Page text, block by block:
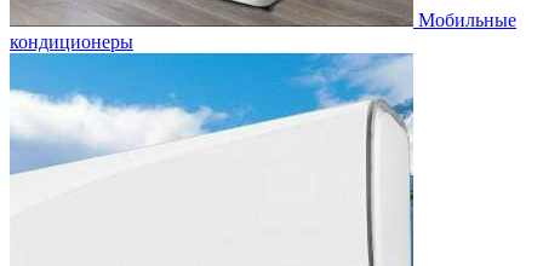
Мобильные
кондиционеры